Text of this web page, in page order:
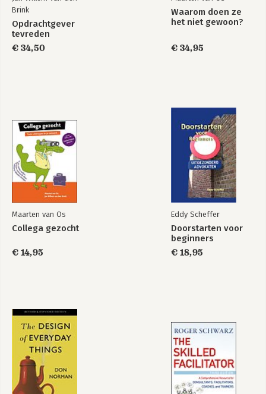
Opdrachtgever
gezocht
het niet gewoon?
Brink
Opdrachtgever
tevreden
€ 34,50
Waarom doen ze
het niet gewoon?
€ 34,95
Maarten van Os
Collega gezocht
€ 14,95
Eddy Scheffer
Doorstarten voor
beginners
€ 18,95